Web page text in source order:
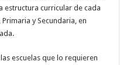
estructura curricular de cada
y Secundaria, en
escuelas que lo requieren